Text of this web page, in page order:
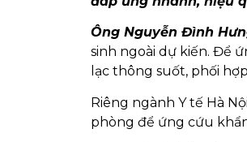
Ông Nguyễn Đình
sinh ngoài dự kiến. Để
lạc thông suốt, phối
Riêng ngành Y tế Hà
phòng để ứng cứu